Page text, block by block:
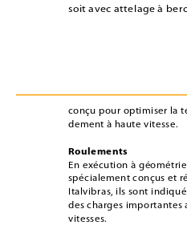
soit avec attelage à
conçu pour optimiser la
dement à haute vitesse.
Roulements
En exécution à
spécialement conçus et
Italvibras, ils sont
des charges importantes
vitesses.